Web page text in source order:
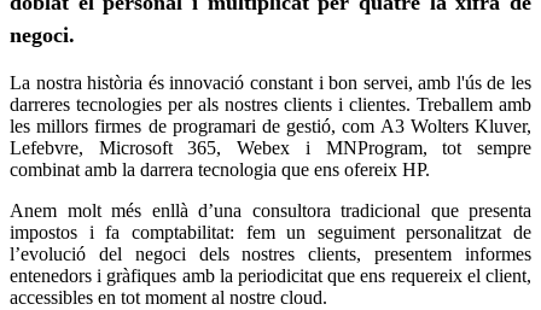
negoci.
La nostra història és innovació constant i bon servei, amb l'ús de les
darreres tecnologies per als nostres clients i clientes. Treballem amb
les millors firmes de programari de gestió, com A3 Wolters Kluver,
Lefebvre, Microsoft 365, Webex i MNProgram, tot sempre
combinat amb la darrera tecnologia que ens ofereix HP.
Anem molt més enllà d’una consultora tradicional que presenta
impostos i fa comptabilitat: fem un seguiment personalitzat de
l’evolució del negoci dels nostres clients, presentem informes
entenedors i gràfiques amb la periodicitat que ens requereix el client,
accessibles en tot moment al nostre cloud.